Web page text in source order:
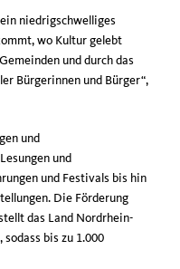
niedrigschwelliges
wo Kultur gelebt
und durch das
Bürgerinnen und Bürger“,
und
und
und Festivals bis hin
Die Förderung
das Land Nordrhein-
bis zu 1.000